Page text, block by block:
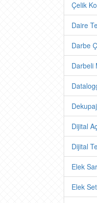
Çelik
Daire
Darbe
Darbeli
Dijital
Dijital
Elek
Elek